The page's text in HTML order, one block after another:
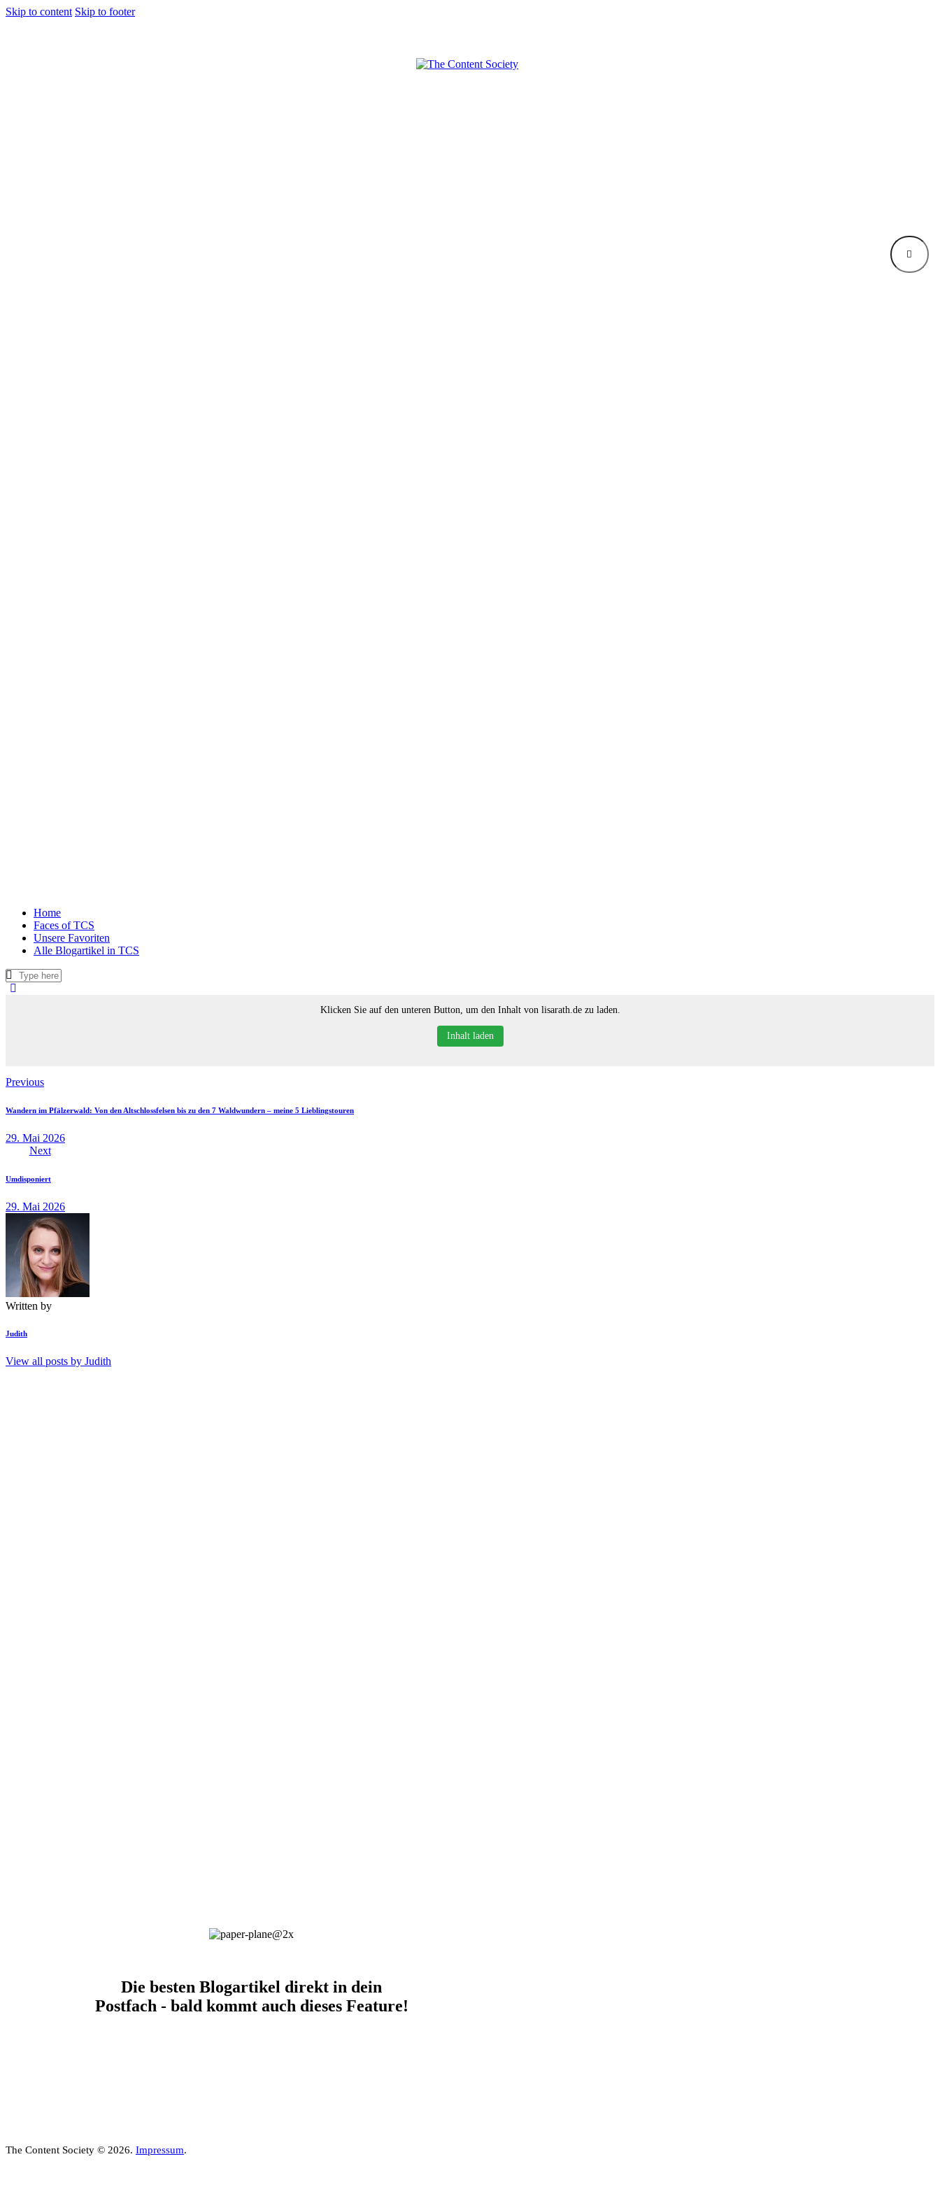
Skip to content Skip to footer
Home
Faces of TCS
Unsere Favoriten
Alle Blogartikel in TCS
Klicken Sie auf den unteren Button, um den Inhalt von lisarath.de zu laden.
Inhalt laden
Beitragsnavigation
Previous
Wandern im Pfälzerwald: Von den Altschlossfelsen bis zu den 7 Waldwundern – meine 5 Lieblingstouren
29. Mai 2026
Next
Umdisponiert
29. Mai 2026
Written by
Judith
View all posts by Judith
Die besten Blogartikel direkt in dein
Postfach - bald kommt auch dieses Feature!
The Content Society © 2026. Impressum.